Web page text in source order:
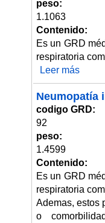
peso:
1.1063
Contenido:
Es un GRD
respiratoria
Leer más
Neumopatía
codigo GRD:
92
peso:
1.4599
Contenido:
Es un GRD
respiratoria
Ademas, estos
o